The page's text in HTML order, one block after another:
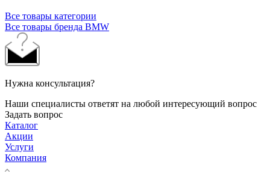
Все товары категории
Все товары бренда BMW
Нужна консультация?
Наши специалисты ответят на любой интересующий вопрос
Задать вопрос
Каталог
Акции
Услуги
Компания